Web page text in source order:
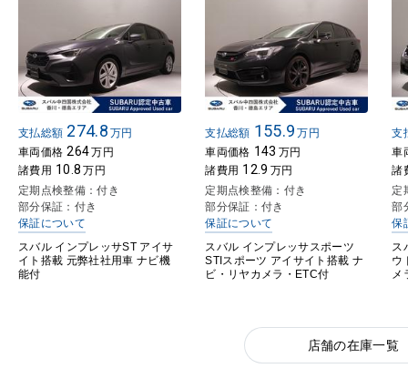
支払総額 274.8 万円
車両価格 264万円
諸費用 10.8 万円
定期点検整備：付き
部分保証：付き
保証について
スバル インプレッサST アイサ
イト搭載 元弊社社用車 ナビ機
能付
支払総額 155.9 万円
車両価格 143 万円
諸費用 12.9 万円
定期点検整備：付き
部分保証：付き
保証について
スバル インプレッサスポーツ
STIスポーツ アイサイト搭載 ナ
ビ・リヤカメラ・ETC付
支
車
諸
定
部
保
ス
ウ
メ
店舗の在庫一覧